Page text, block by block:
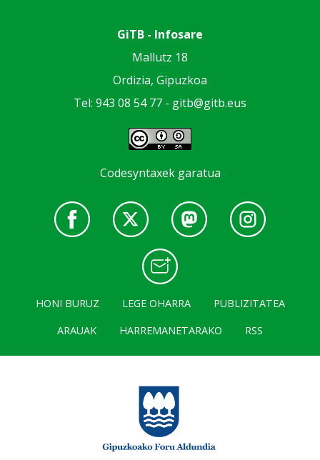
GiTB - Infosare
Mallutz 18
Ordizia, Gipuzkoa
Tel: 943 08 54 77 - gitb@gitb.eus
Codesyntaxek garatua
HONI BURUZ LEGE OHARRA
PUBLIZITATEA
ARAUAK
HARREMANETARAKO RSS